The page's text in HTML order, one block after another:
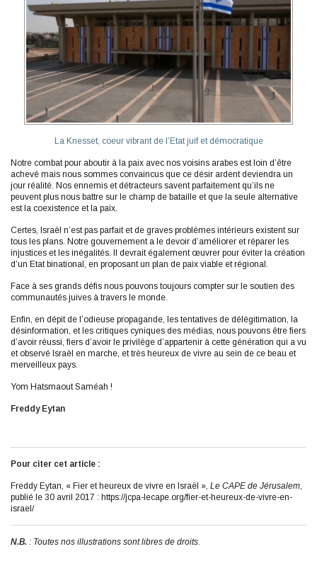
La Knesset, coeur vibrant de l’Etat juif et démocratique
Notre combat pour aboutir à la paix avec nos voisins arabes est loin d’être
achevé mais nous sommes convaincus que ce désir ardent deviendra un
jour réalité. Nos ennemis et détracteurs savent parfaitement qu’ils ne
peuvent plus nous battre sur le champ de bataille et que la seule alternative
est la coexistence et la paix.
Certes, Israël n’est pas parfait et de graves problèmes intérieurs existent sur
tous les plans. Notre gouvernement a le devoir d’améliorer et réparer les
injustices et les inégalités. Il devrait également œuvrer pour éviter la création
d’un Etat binational, en proposant un plan de paix viable et régional.
Face à ses grands défis nous pouvons toujours compter sur le soutien des
communautés juives à travers le monde.
Enfin, en dépit de l’odieuse propagande, les tentatives de délégitimation, la
désinformation, et les critiques cyniques des médias, nous pouvons être fiers
d’avoir réussi, fiers d’avoir le privilège d’appartenir à cette génération qui a vu
et observé Israël en marche, et très heureux de vivre au sein de ce beau et
merveilleux pays.
Yom Hatsmaout Saméah !
Freddy Eytan
Pour citer cet article :
Freddy Eytan, « Fier et heureux de vivre en Israël », Le CAPE de Jérusalem,
publié le 30 avril 2017 : https://jcpa-lecape.org/fier-et-heureux-de-vivre-en-
israel/
N.B. : Toutes nos illustrations sont libres de droits.